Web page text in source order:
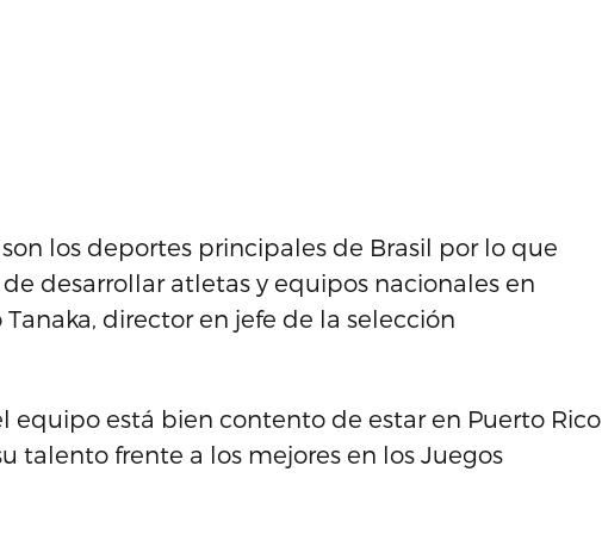
los deportes principales de Brasil por lo que
desarrollar atletas y equipos nacionales en
director en jefe de la selección
equipo está bien contento de estar en Puerto Rico
talento frente a los mejores en los Juegos